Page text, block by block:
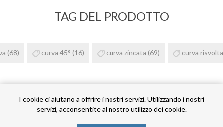
TAG DEL PRODOTTO
(68) curva 45° (16) curva zincata (69) curva
HANNO ACQUISTATO ANCHE
I cookie ci aiutano a offrire i nostri servizi. Utilizzando i nostri
servizi, acconsentite al nostro utilizzo dei cookie.